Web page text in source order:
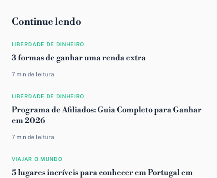
Continue lendo
LIBERDADE DE DINHEIRO
3 formas de ganhar uma renda extra
7 min de leitura
LIBERDADE DE DINHEIRO
Programa de Afiliados: Guia Completo para Ganhar
em 2026
7 min de leitura
VIAJAR O MUNDO
5 lugares incríveis para conhecer em Portugal em